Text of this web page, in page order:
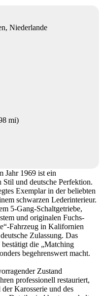
Niederlande
mi)
Jahr 1969 ist ein
und deutsche Perfektion.
Exemplar in der beliebten
schwarzen Lederinterieur.
5-Gang-Schaltgetriebe,
und originalen Fuchs-
Fahrzeug in Kalifornien
Zulassung. Das
die „Matching
begehrenswert macht.
Zustand
professionell restauriert,
Karosserie und des